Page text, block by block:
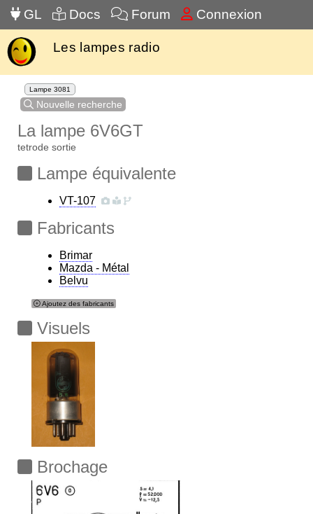
GL Docs Forum Connexion
Les lampes radio
Lampe 3081
Nouvelle recherche
La lampe 6V6GT
tetrode sortie
Lampe équivalente
VT-107
Fabricants
Brimar
Mazda - Métal
Belvu
Ajoutez des fabricants
Visuels
Brochage